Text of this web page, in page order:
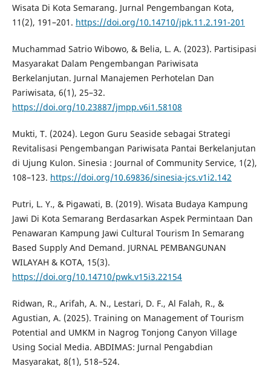
Wisata Di Kota Semarang. Jurnal Pengembangan Kota,
11(2), 191–201. https://doi.org/10.14710/jpk.11.2.191-201
Muchammad Satrio Wibowo, & Belia, L. A. (2023). Partisipasi
Masyarakat Dalam Pengembangan Pariwisata
Berkelanjutan. Jurnal Manajemen Perhotelan Dan
Pariwisata, 6(1), 25–32.
https://doi.org/10.23887/jmpp.v6i1.58108
Mukti, T. (2024). Legon Guru Seaside sebagai Strategi
Revitalisasi Pengembangan Pariwisata Pantai Berkelanjutan
di Ujung Kulon. Sinesia : Journal of Community Service, 1(2),
108–123. https://doi.org/10.69836/sinesia-jcs.v1i2.142
Putri, L. Y., & Pigawati, B. (2019). Wisata Budaya Kampung
Jawi Di Kota Semarang Berdasarkan Aspek Permintaan Dan
Penawaran Kampung Jawi Cultural Tourism In Semarang
Based Supply And Demand. JURNAL PEMBANGUNAN
WILAYAH & KOTA, 15(3).
https://doi.org/10.14710/pwk.v15i3.22154
Ridwan, R., Arifah, A. N., Lestari, D. F., Al Falah, R., &
Agustian, A. (2025). Training on Management of Tourism
Potential and UMKM in Nagrog Tonjong Canyon Village
Using Social Media. ABDIMAS: Jurnal Pengabdian
Masyarakat, 8(1), 518–524.